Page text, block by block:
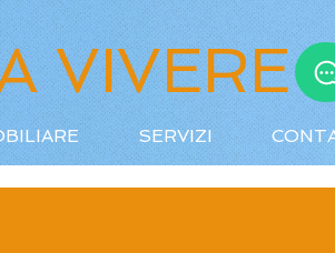
SERVIZI
VIVERE